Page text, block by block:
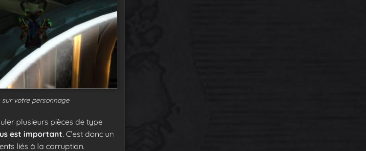
votre personnage
plusieurs pièces de type
est important. C’est donc un
liés à la corruption.